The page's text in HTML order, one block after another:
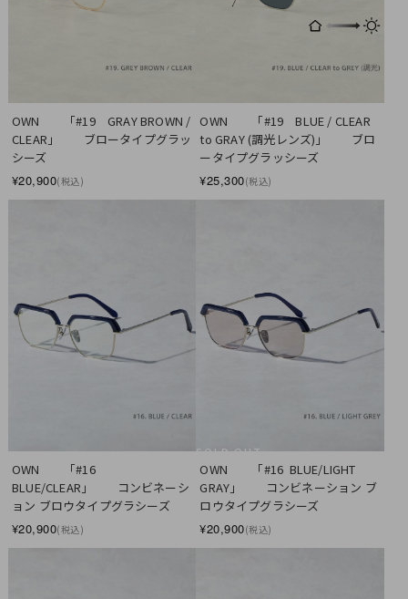
OWN　　「#19　GRAY BROWN /
CLEAR」　　ブロータイプグラッ
シーズ
¥20,900(税込)
OWN　　「#19　BLUE / CLEAR
to GRAY (調光レンズ)」　　ブロ
ータイプグラッシーズ
¥25,300(税込)
OWN　　「#16
BLUE/CLEAR」　　コンビネーシ
ョン ブロウタイプグラシーズ
¥20,900(税込)
SOLD OUT
OWN　　「#16  BLUE/LIGHT
GRAY」　　コンビネーション ブ
ロウタイプグラシーズ
¥20,900(税込)